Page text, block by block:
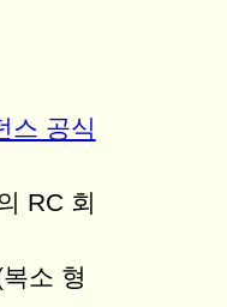
스 공식
RC 회
소 형